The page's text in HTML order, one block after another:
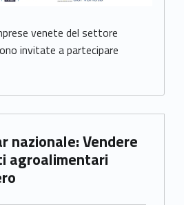
venete del settore
invitate a partecipare
agroalimentari